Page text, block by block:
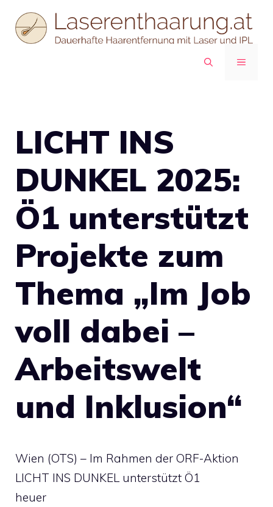
Inhalt
springen
MENÜ
LICHT INS
DUNKEL 2025:
Ö1 unterstützt
Projekte zum
Thema „Im Job
voll dabei –
Arbeitswelt
und Inklusion“
Wien (OTS) – Im Rahmen der ORF-Aktion
LICHT INS DUNKEL unterstützt Ö1
heuer